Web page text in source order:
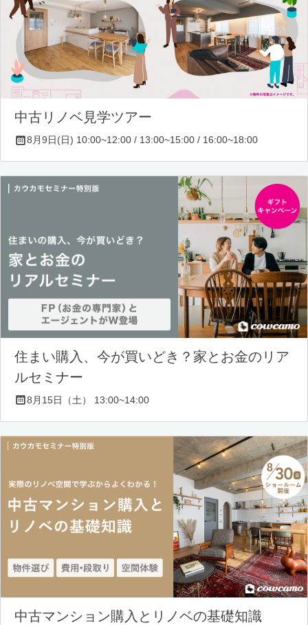
中古リノベ見学ツアー
8月9日(日) 10:00~12:00 / 13:00~15:00 / 16:00~18:00
住まい購入、今が買いどき？家とお金のリア
ルセミナー
8月15日（土） 13:00~14:00
中古マンション購入とリノベの基礎知識